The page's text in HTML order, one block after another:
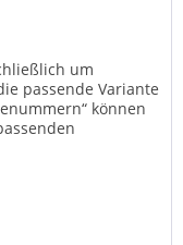
um
passende Variante
können